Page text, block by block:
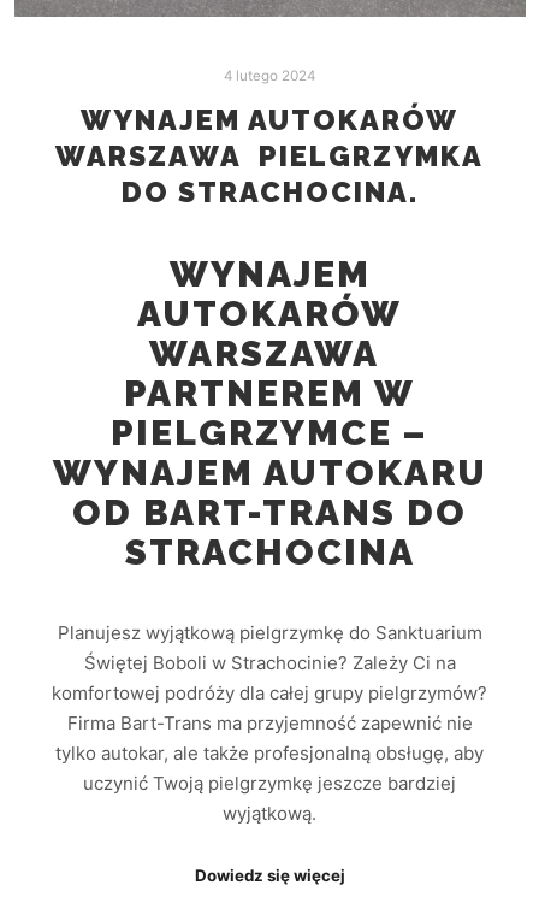
4 lutego 2024
WYNAJEM AUTOKARÓW
WARSZAWA PIELGRZYMKA
DO STRACHOCINA.
WYNAJEM
AUTOKARÓW
WARSZAWA
PARTNEREM W
PIELGRZYMCE –
WYNAJEM AUTOKARU
OD BART-TRANS DO
STRACHOCINA
Planujesz wyjątkową pielgrzymkę do Sanktuarium
Świętej Boboli w Strachocinie? Zależy Ci na
komfortowej podróży dla całej grupy pielgrzymów?
Firma Bart-Trans ma przyjemność zapewnić nie
tylko autokar, ale także profesjonalną obsługę, aby
uczynić Twoją pielgrzymkę jeszcze bardziej
wyjątkową.
Dowiedz się więcej